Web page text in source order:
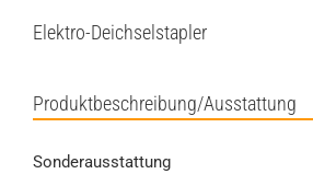
Elektro-Deichselstapler
Produktbeschreibung/Ausstattung
Sonderausstattung